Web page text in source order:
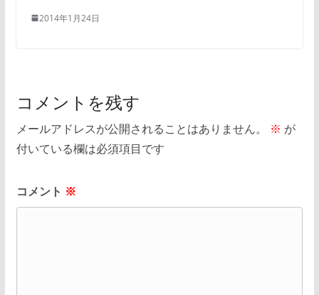
2014年1月24日
コメントを残す
メールアドレスが公開されることはありません。 ※ が
付いている欄は必須項目です
コメント ※